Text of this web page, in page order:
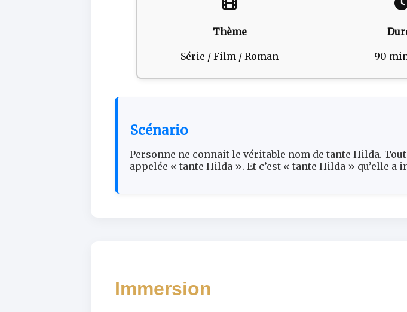
Thème
Série / Film / Roman 90
Scénario
Personne ne connait le véritable nom de tante Hilda.
appelée « tante Hilda ». Et c’est « tante Hilda » qu’elle a
Immersion